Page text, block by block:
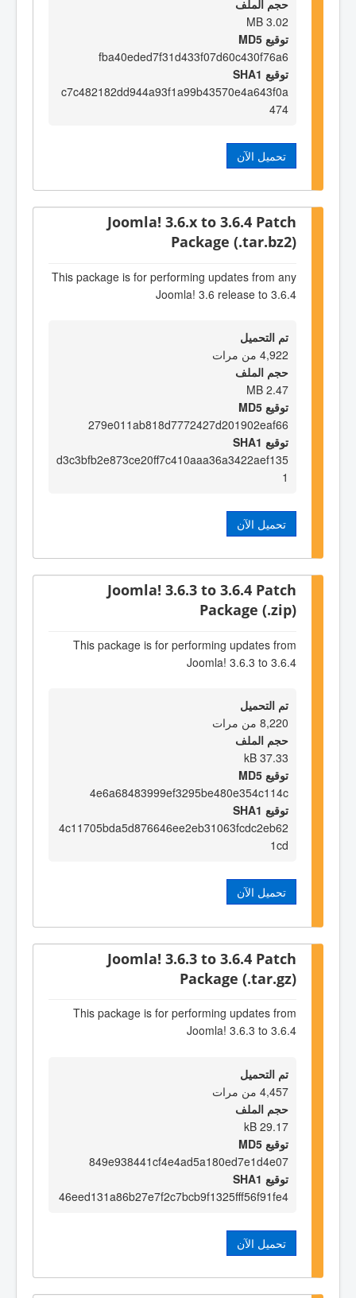
حجم الملف
3.02 MB
توقيع MD5
fba40eded7f31d433f07d60c430f76a6
توقيع SHA1
c7c482182dd944a93f1a99b43570e4a643f0a
474
تحميل الآن
Joomla! 3.6.x to 3.6.4 Patch
Package (.tar.bz2)
This package is for performing updates from any
Joomla! 3.6 release to 3.6.4
تم التحميل
4,922 من مرات
حجم الملف
2.47 MB
توقيع MD5
279e011ab818d7772427d201902eaf66
توقيع SHA1
d3c3bfb2e873ce20ff7c410aaa36a3422aef135
1
تحميل الآن
Joomla! 3.6.3 to 3.6.4 Patch
Package (.zip)
This package is for performing updates from
Joomla! 3.6.3 to 3.6.4
تم التحميل
8,220 من مرات
حجم الملف
37.33 kB
توقيع MD5
4e6a68483999ef3295be480e354c114c
توقيع SHA1
4c11705bda5d876646ee2eb31063fcdc2eb62
1cd
تحميل الآن
Joomla! 3.6.3 to 3.6.4 Patch
Package (.tar.gz)
This package is for performing updates from
Joomla! 3.6.3 to 3.6.4
تم التحميل
4,457 من مرات
حجم الملف
29.17 kB
توقيع MD5
849e938441cf4e4ad5a180ed7e1d4e07
توقيع SHA1
46eed131a86b27e7f2c7bcb9f1325fff56f91fe4
تحميل الآن